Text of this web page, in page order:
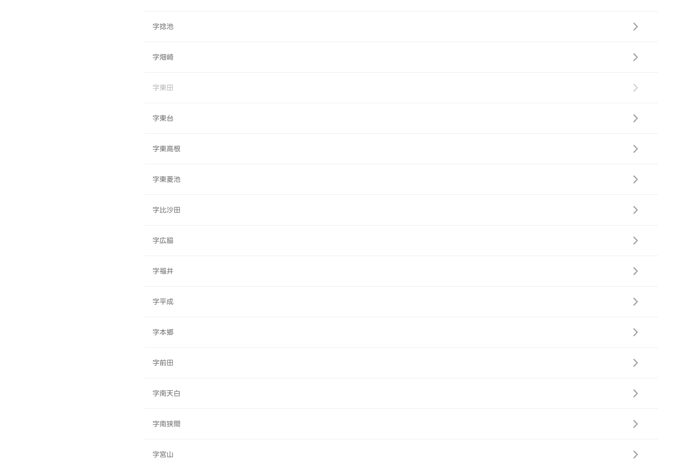
字捻池
字畑崎
字東田
字東台
字東高根
字東菱池
字比沙田
字広脇
字福井
字平成
字本郷
字前田
字南天白
字南狭間
字宮山